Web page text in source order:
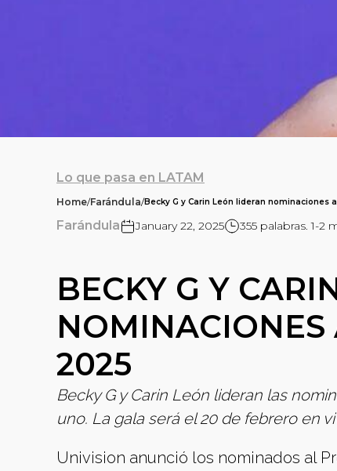
Lo que pasa en LATAM
Home/Farándula/Becky G y Carin León lideran nominaciones
Farándula January 22, 2025 355 palabras. 1-2
BECKY G Y
NOMINACIONES
2025
Becky G y Carin León lideran las
uno. La gala será el 20 de febrero en
Univision anunció los nominados al